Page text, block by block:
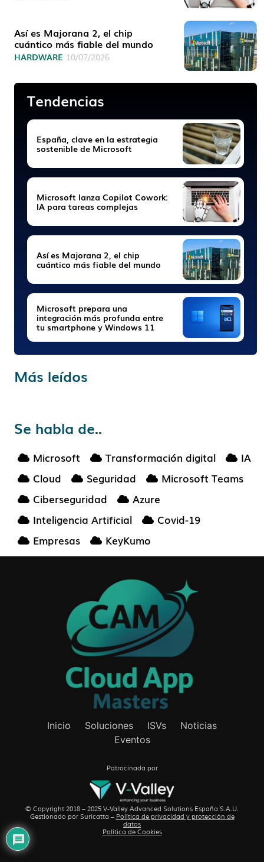
Así es Majorana 2, el chip
cuántico más fiable del mundo
HARDWARE 10/07/2026
Tendencias
España, clave en la estrategia
sostenible de Microsoft
Microsoft lanza Copilot Cowork:
IA para tareas complejas
Así es Majorana 2, el chip
cuántico más fiable del mundo
Microsoft prepara una
integración más profunda entre
tu smartphone y Windows 11
Más leídos
Se habla de..
Microsoft Transformación digital
IA
Cloud
Seguridad
Microsoft Teams
Ciberseguridad
Azure
Inteligencia Artificial
Covid-19
Empresas
KeyKumo
Inicio Soluciones ISVs
Noticias
Eventos
Patrocinada por
© Copyright 2018 – 2025 V-Valley Advanced Solutions España S.A.U.
Gestionado por Suricatta – Política de privacidad y protección de
datos
Política de Cookies